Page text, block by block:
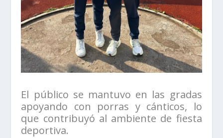
El público se mantuvo en las gradas
apoyando con porras y cánticos, lo
que contribuyó al ambiente de fiesta
deportiva.